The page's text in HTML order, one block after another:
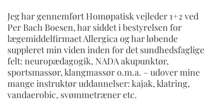
Jeg har gennemført Homøpatisk vejleder 1+2 ved
Per Bach Boesen, har siddet i bestyrelsen for
lægemiddelfirmaet Allergica og har løbende
suppleret min viden inden for det sundhedsfaglige
felt: neuropædagogik, NADA akupunktør,
sportsmassør, klangmassør o.m.a. – udover mine
mange instruktør uddannelser: kajak, klatring,
vandaerobic, svømmetræner etc.